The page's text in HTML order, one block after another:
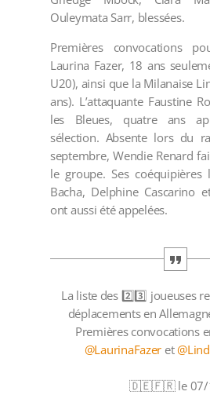
Ouleymata Sarr, blessées.
Premières convocations
Laurina Fazer, 18 ans
U20), ainsi que la Milanaise
ans). L’attaquante Faustine
les Bleues, quatre ans
sélection. Absente lors du
septembre, Wendie Renard
le groupe. Ses coéquipières
Bacha, Delphine Cascarino
ont aussi été appelées.
La liste des 2️⃣3️⃣ joueuses
déplacements en
Premières convocations
@LaurinaFazer et
🇩🇪🇫🇷 le 07/